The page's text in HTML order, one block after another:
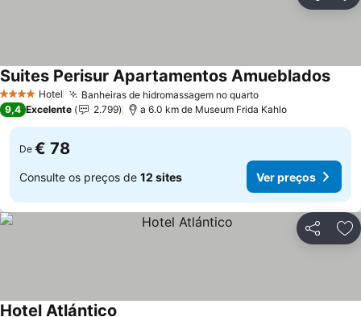
4 EstrelasHotel Banheiras de hidromassagem no quartoVer preços
Suites Perisur Apartamentos AmuebladosVer
9,4 Excelente 2.799 a 6.0 km de Museum Frida Kahlo
De € 78
Consulte os preços de 12 sites Ver preços
Partilhar
Hotel Atlántico